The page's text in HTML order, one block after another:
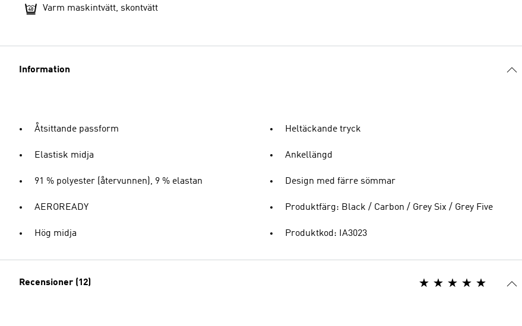
Varm maskintvätt, skontvätt
Information
Åtsittande passform
Elastisk midja
91 % polyester (återvunnen), 9 % elastan
AEROREADY
Hög midja
Heltäckande tryck
Ankellängd
Design med färre sömmar
Produktfärg: Black / Carbon / Grey Six / Grey Five
Produktkod: IA3023
Recensioner (12)